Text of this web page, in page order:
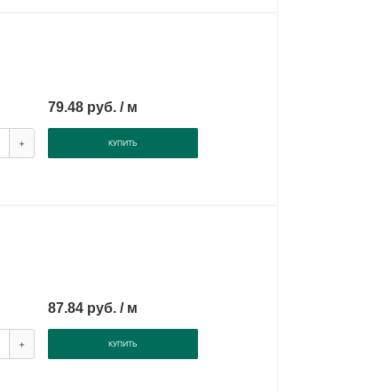
79.48 руб. / м
+ КУПИТЬ
87.84 руб. / м
+ КУПИТЬ